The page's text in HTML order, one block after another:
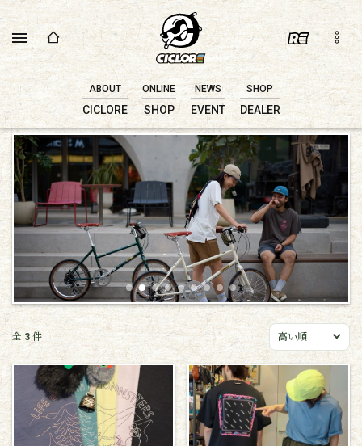
ABOUT
CICLORE
ONLINE
SHOP
NEWS
EVENT
SHOP
DEALER
全 3 件 高い順